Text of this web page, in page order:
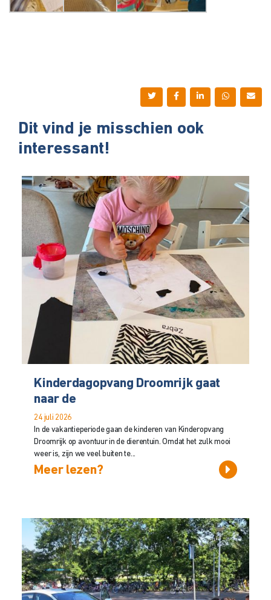
Dit vind je misschien ook
interessant!
Kinderdagopvang Droomrijk gaat
naar de
24 juli 2026
In de vakantieperiode gaan de kinderen van Kinderopvang
Droomrijk op avontuur in de dierentuin. Omdat het zulk mooi
weer is, zijn we veel buiten te...
Meer lezen?